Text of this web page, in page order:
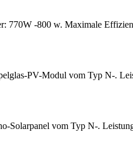
770W -800 w. Maximale
PV-Modul vom Typ N-.
Solarpanel vom Typ N-.